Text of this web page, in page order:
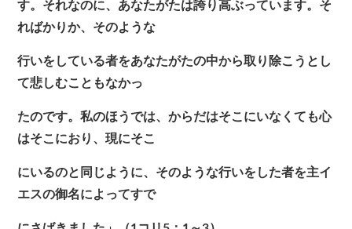
す。それなのに、あなたがたは誇り高ぶっています。そ
ればかりか、そのような
行いをしている者をあなたがたの中から取り除こうとし
て悲しむこともなかっ
たのです。私のほうでは、からだはそこにいなくても心
はそこにおり、現にそこ
にいるのと同じように、そのような行いをした者を主イ
エスの御名によってすで